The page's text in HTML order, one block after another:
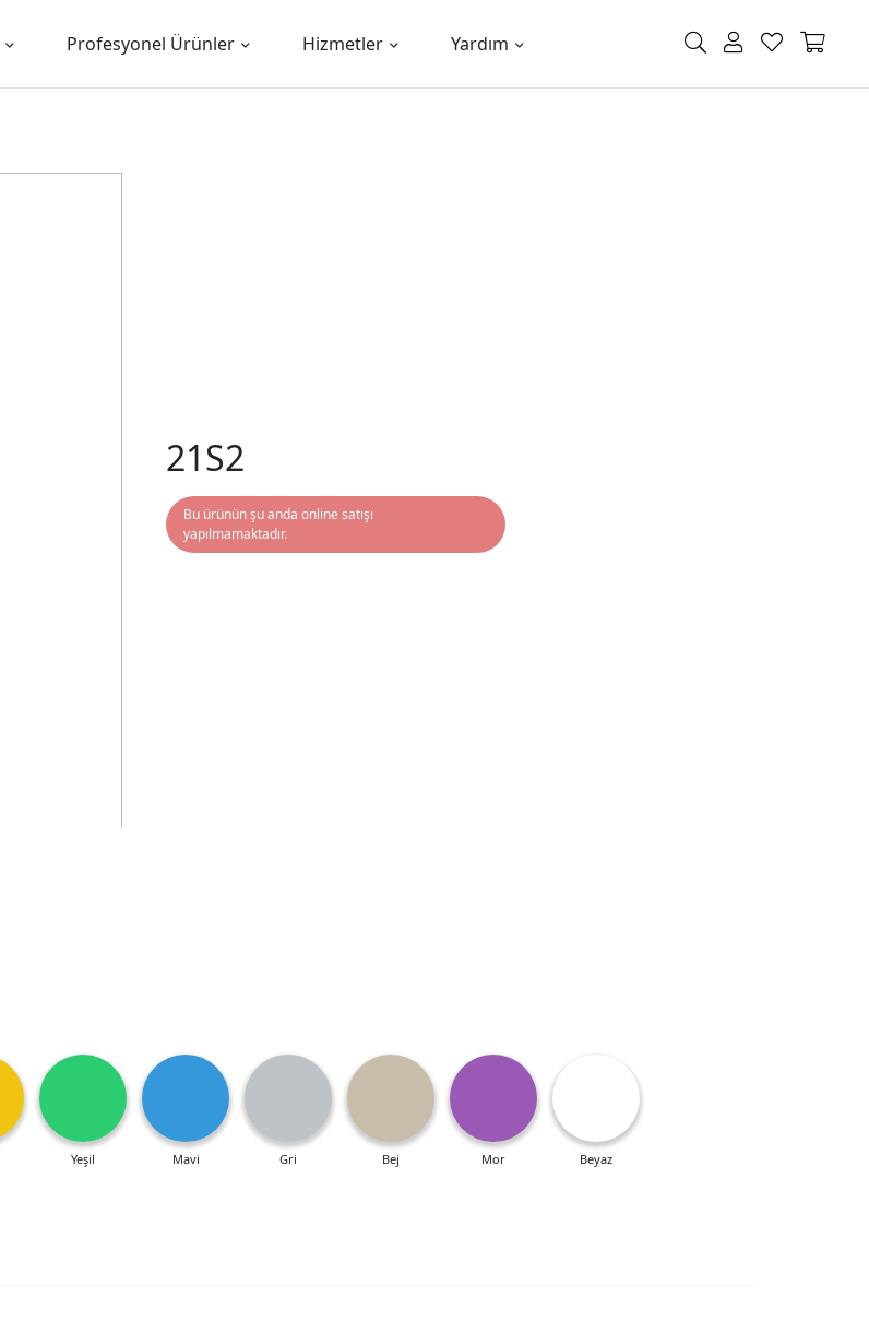
Profesyonel Ürünler Hizmetler Yardım
21S2
Bu ürünün şu anda online satışı
yapılmamaktadır.
Yeşil Mavi Gri Bej Mor Beyaz